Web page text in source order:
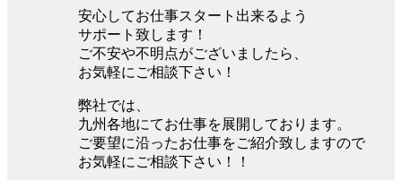
安心してお仕事スタート出来るよう
サポート致します！
ご不安や不明点がございましたら、
お気軽にご相談下さい！
弊社では、
九州各地にてお仕事を展開しております。
ご要望に沿ったお仕事をご紹介致しますので
お気軽にご相談下さい！！